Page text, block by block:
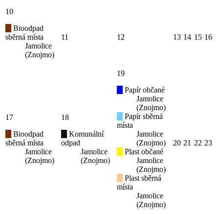
10
Bioodpad
sběrná místa
Jamolice
(Znojmo)
11 12 13 14 15 16
17
Bioodpad
sběrná místa
Jamolice
(Znojmo)
18
Komunální
odpad
Jamolice
(Znojmo)
19
Papír občané
Jamolice
(Znojmo)
Papír sběrná
místa
Jamolice
(Znojmo)
Plast občané
Jamolice
(Znojmo)
Plast sběrná
místa
Jamolice
(Znojmo)
20 21 22 23